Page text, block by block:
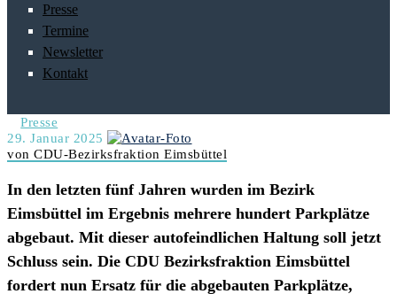
Presse
Termine
Newsletter
Kontakt
Presse
29. Januar 2025
von CDU-Bezirksfraktion Eimsbüttel
In den letzten fünf Jahren wurden im Bezirk
Eimsbüttel im Ergebnis mehrere hundert Parkplätze
abgebaut. Mit dieser autofeindlichen Haltung soll jetzt
Schluss sein. Die CDU Bezirksfraktion Eimsbüttel
fordert nun Ersatz für die abgebauten Parkplätze,